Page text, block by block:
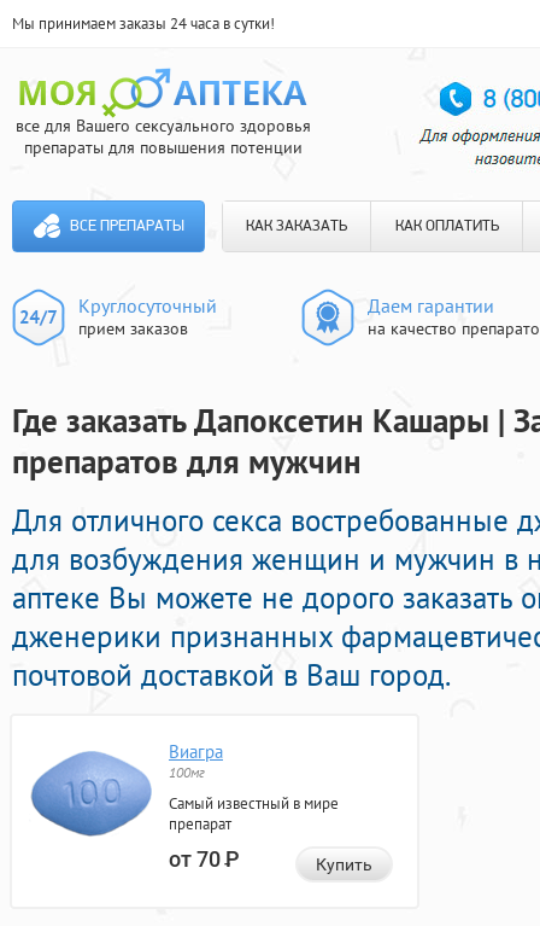
Мы принимаем заказы 24 часа в сутки!
все для Вашего сексуального здоровья
препараты для повышения потенции
ВСЕ ПРЕПАРАТЫ КАК ЗАКАЗАТЬ КАК ОПЛАТИТЬ
Круглосуточный
прием заказов
Даем гарантии
на качество
Где заказать Дапоксетин Кашары |
препаратов для мужчин
Для отличного секса востребованные
для возбуждения женщин и мужчин в
аптеке Вы можете не дорого заказать
дженерики признанных
почтовой доставкой в Ваш город.
Виагра
100мг
Самый известный в мире
препарат
от 70Р Купить